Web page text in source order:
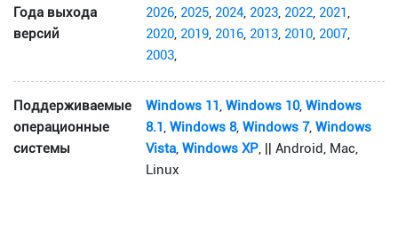
Года выхода
версий
2026, 2025, 2024, 2023, 2022, 2021,
2020, 2019, 2016, 2013, 2010, 2007,
2003,
Поддерживаемые
операционные
системы
Windows 11,Windows 10,Windows
8.1,Windows 8,Windows 7,Windows
Vista,Windows XP, || Android, Mac,
Linux